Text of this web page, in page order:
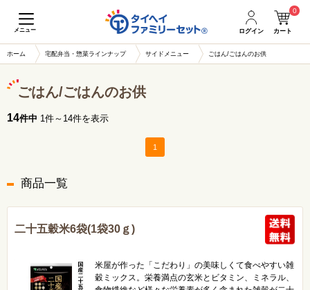
メニュー ログイン カート
0
ホーム 宅配弁当・惣菜ラインナップ サイドメニュー ごはん/ごはんのお供
ごはん/ごはんのお供
14件中 1件～14件を表示
1
商品一覧
二十五穀米6袋(1袋30ｇ)
米屋が作った「こだわり」の美味しくて食べやすい雑
穀ミックス。栄養満点の玄米とビタミン、ミネラル、